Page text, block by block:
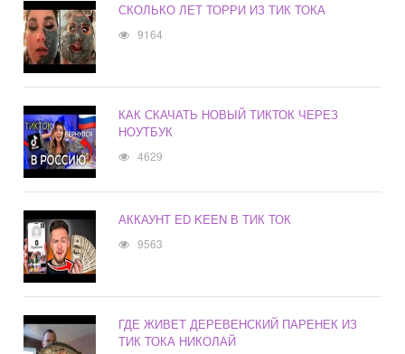
СКОЛЬКО ЛЕТ ТОРРИ ИЗ ТИК ТОКА
9164
КАК СКАЧАТЬ НОВЫЙ ТИКТОК ЧЕРЕЗ
НОУТБУК
4629
АККАУНТ ED KEEN В ТИК ТОК
9563
ГДЕ ЖИВЕТ ДЕРЕВЕНСКИЙ ПАРЕНЕК ИЗ
ТИК ТОКА НИКОЛАЙ